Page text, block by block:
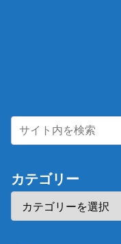
カテゴリー